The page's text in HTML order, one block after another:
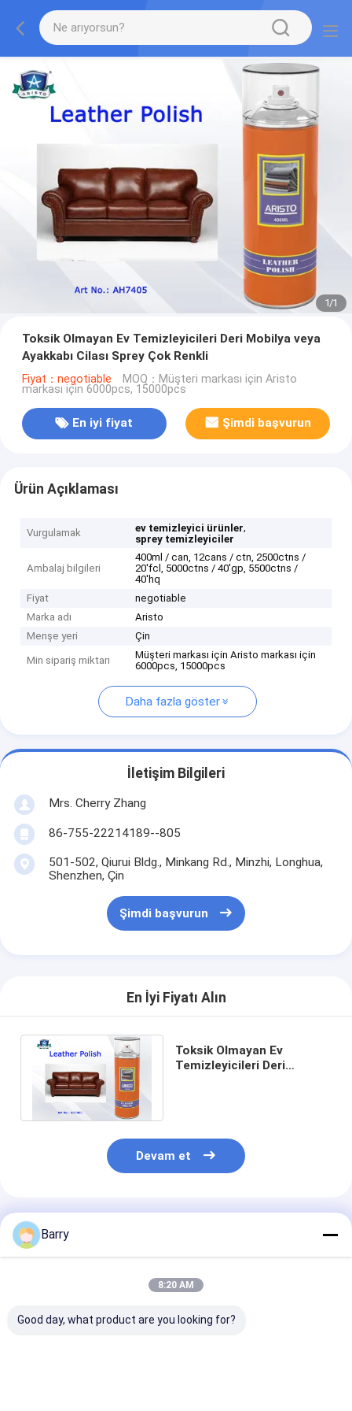
1/1
Toksik Olmayan Ev Temizleyicileri Deri Mobilya veya
Ayakkabı Cilası Sprey Çok Renkli
Fiyat：negotiable MOQ：Müşteri markası için Aristo
markası için 6000pcs, 15000pcs
En iyi fiyat Şimdi başvurun
Ürün Açıklaması
Vurgulamak ev temizleyici ürünler,
sprey temizleyiciler
Ambalaj bilgileri
400ml / can, 12cans / ctn, 2500ctns /
20'fcl, 5000ctns / 40'gp, 5500ctns /
40'hq
Fiyat
negotiable
Marka adı
Aristo
Menşe yeri
Çin
Min sipariş miktarı
Müşteri markası için Aristo markası için
6000pcs, 15000pcs
Daha fazla göster
İletişim Bilgileri
Mrs. Cherry Zhang
86-755-22214189--805
501-502, Qiurui Bldg., Minkang Rd., Minzhi, Longhua,
Shenzhen, Çin
Şimdi başvurun
En İyi Fiyatı Alın
Toksik Olmayan Ev
Temizleyicileri Deri
Devam et
Önerilen Ürünler
Barry
8:20 AM
Good day, what product are you looking for?